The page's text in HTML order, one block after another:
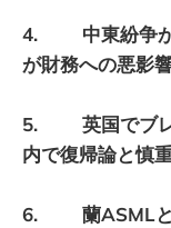
4. 中東紛争が
が財務への悪影
5. 英国でブレ
内で復帰論と慎
6. 蘭ASMLと